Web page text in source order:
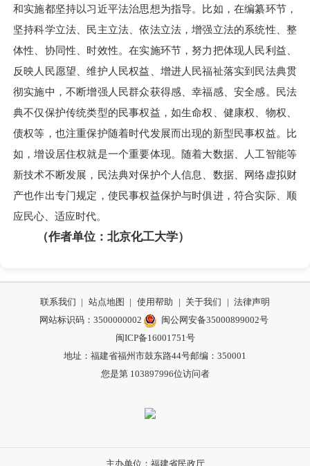
和实施都坚持以习近平法治思想为指导。比如，在编纂环节，
坚持科学立法、民主立法、依法立法，增强立法的系统性、整
体性、协同性、时效性。在实施环节，努力把体现人民利益、
反映人民愿望、维护人民权益、增进人民福祉落实到民法典贯
彻实施中，不断增强人民群众获得感、幸福感、安全感。民法
典不仅保护传统类型的民事权益，如生命权、健康权、物权、
债权等，也注重保护随着时代发展而出现的新型民事权益。比
如，增设居住权就是一个重要体现。随着大数据、人工智能等
新技术不断发展，民法典对保护个人信息、数据、网络虚拟财
产也作出专门规定，使民事权益保护与时俱进，符合实际、顺
应民心、适应时代。
（作者单位：北京化工大学）
联系我们 | 站点地图 | 使用帮助 | 关于我们 | 法律声明
网站标识码：3500000002
闽公网安备35000899002号
闽ICP备16001751号
地址：福建省福州市鼓东路44号邮编：350001
您是第 103897996位访问者
主办单位：福建省民政厅